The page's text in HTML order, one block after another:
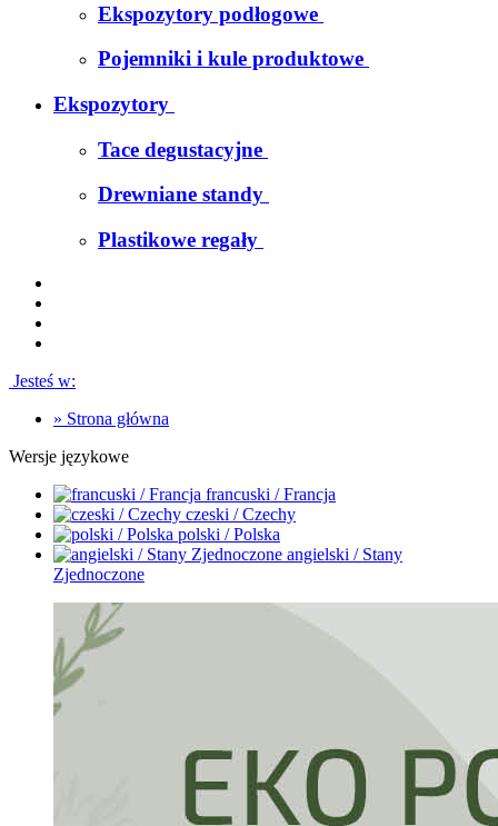
Ekspozytory podłogowe
Pojemniki i kule produktowe
Ekspozytory
Tace degustacyjne
Drewniane standy
Plastikowe regały
Jesteś w:
» Strona główna
Wersje językowe
francuski / Francja
czeski / Czechy
polski / Polska
angielski / Stany
Zjednoczone